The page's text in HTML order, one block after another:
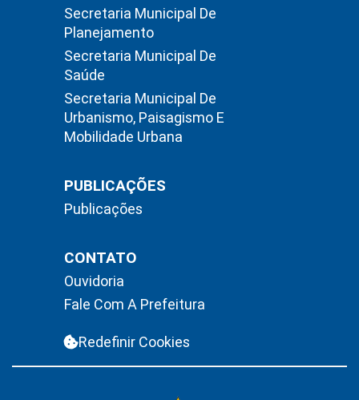
Secretaria Municipal De
Planejamento
Secretaria Municipal De
Saúde
Secretaria Municipal De
Urbanismo, Paisagismo E
Mobilidade Urbana
PUBLICAÇÕES
Publicações
CONTATO
Ouvidoria
Fale Com A Prefeitura
Redefinir Cookies